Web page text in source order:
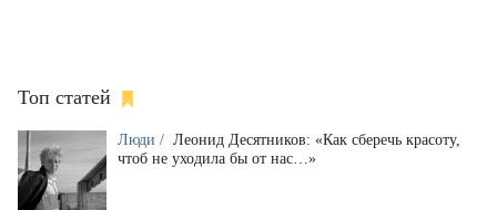
Топ статей
Люди / Леонид Десятников: «Как сберечь красоту,
чтоб не уходила бы от нас…»